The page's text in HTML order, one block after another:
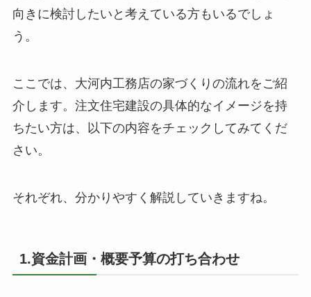
向きに検討したいと考えている方もいるでしょ
う。
ここでは、大河内工務店の家づくりの流れをご紹
介します。注文住宅建設の具体的なイメージを持
ちたい方は、以下の内容をチェックしてみてくだ
さい。
それぞれ、分かりやすく解説していきますね。
1.資金計画・概要予算の打ち合わせ